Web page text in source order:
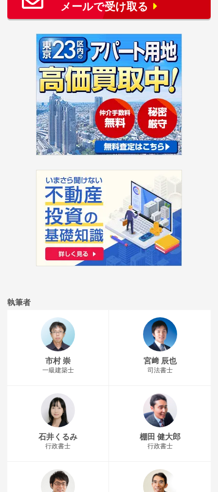
メールで受け取る
執筆者
市村 崇
一級建築士
宮﨑 辰也
司法書士
石井くるみ
行政書士
棚田 健大郎
行政書士